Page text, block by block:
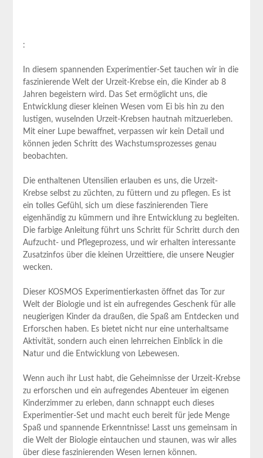
:
In diesem spannenden Experimentier-Set tauchen wir in die
faszinierende Welt der Urzeit-Krebse ein, die Kinder ab 8
Jahren begeistern wird. Das Set ermöglicht uns, die
Entwicklung dieser kleinen Wesen vom Ei bis hin zu den
lustigen, wuselnden Urzeit-Krebsen hautnah mitzuerleben.
Mit einer Lupe bewaffnet, verpassen wir kein Detail und
können jeden Schritt des Wachstumsprozesses genau
beobachten.
Die enthaltenen Utensilien erlauben es uns, die Urzeit-
Krebse selbst zu züchten, zu füttern und zu pflegen. Es ist
ein tolles Gefühl, sich um diese faszinierenden Tiere
eigenhändig zu kümmern und ihre Entwicklung zu begleiten.
Die farbige Anleitung führt uns Schritt für Schritt durch den
Aufzucht- und Pflegeprozess, und wir erhalten interessante
Zusatzinfos über die kleinen Urzeittiere, die unsere Neugier
wecken.
Dieser KOSMOS Experimentierkasten öffnet das Tor zur
Welt der Biologie und ist ein aufregendes Geschenk für alle
neugierigen Kinder da draußen, die Spaß am Entdecken und
Erforschen haben. Es bietet nicht nur eine unterhaltsame
Aktivität, sondern auch einen lehrreichen Einblick in die
Natur und die Entwicklung von Lebewesen.
Wenn auch ihr Lust habt, die Geheimnisse der Urzeit-Krebse
zu erforschen und ein aufregendes Abenteuer im eigenen
Kinderzimmer zu erleben, dann schnappt euch dieses
Experimentier-Set und macht euch bereit für jede Menge
Spaß und spannende Erkenntnisse! Lasst uns gemeinsam in
die Welt der Biologie eintauchen und staunen, was wir alles
über diese faszinierenden Wesen lernen können.